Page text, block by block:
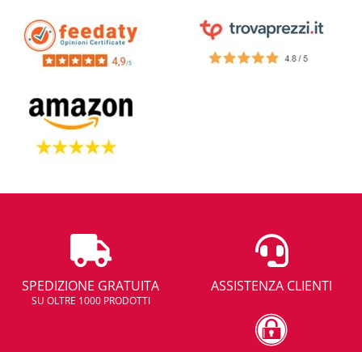
SPEDIZIONE GRATUITA
SU OLTRE 1000 PRODOTTI
ASSISTENZA CLIENTI